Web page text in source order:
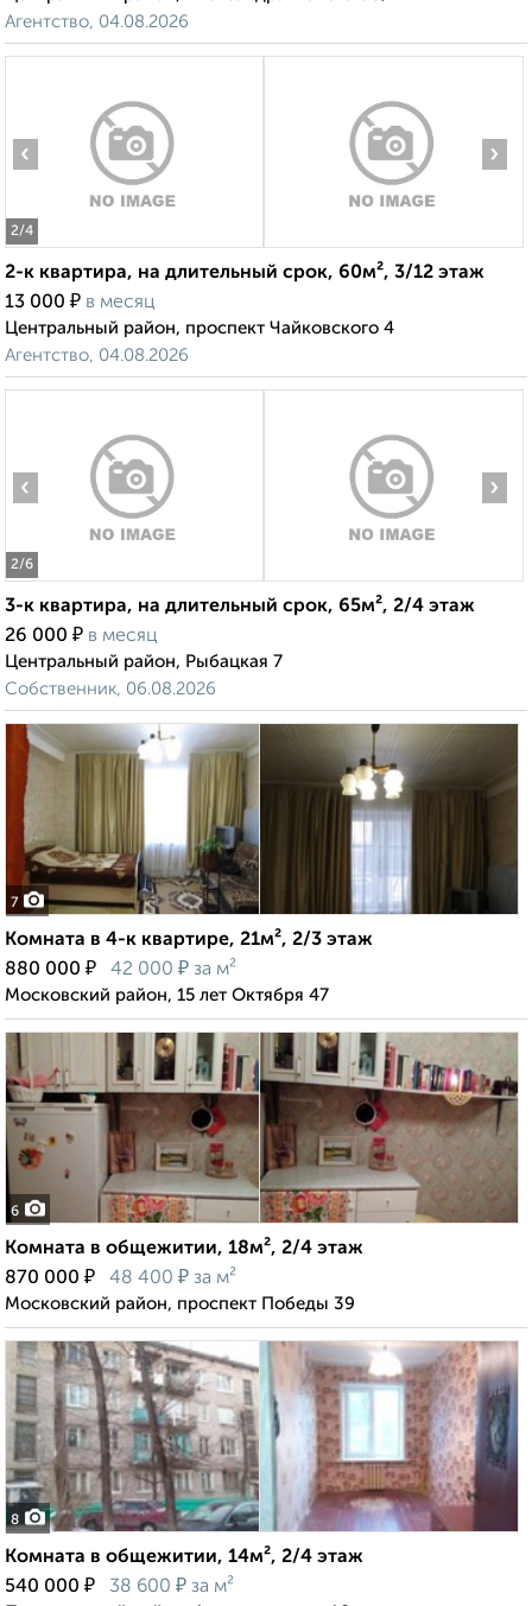
Агентство, 04.08.2026
2/4
‹ ›
2-к квартира, на длительный срок, 60м², 3/12 этаж
13 000 ₽ в месяц
Центральный район, проспект Чайковского 4
Агентство, 04.08.2026
2/6
‹ ›
3-к квартира, на длительный срок, 65м², 2/4 этаж
26 000 ₽ в месяц
Центральный район, Рыбацкая 7
Собственник, 06.08.2026
7
Комната в 4-к квартире, 21м², 2/3 этаж
880 000 ₽ 42 000 ₽ за м²
Московский район, 15 лет Октября 47
6
Комната в общежитии, 18м², 2/4 этаж
870 000 ₽ 48 400 ₽ за м²
Московский район, проспект Победы 39
8
Комната в общежитии, 14м², 2/4 этаж
540 000 ₽ 38 600 ₽ за м²